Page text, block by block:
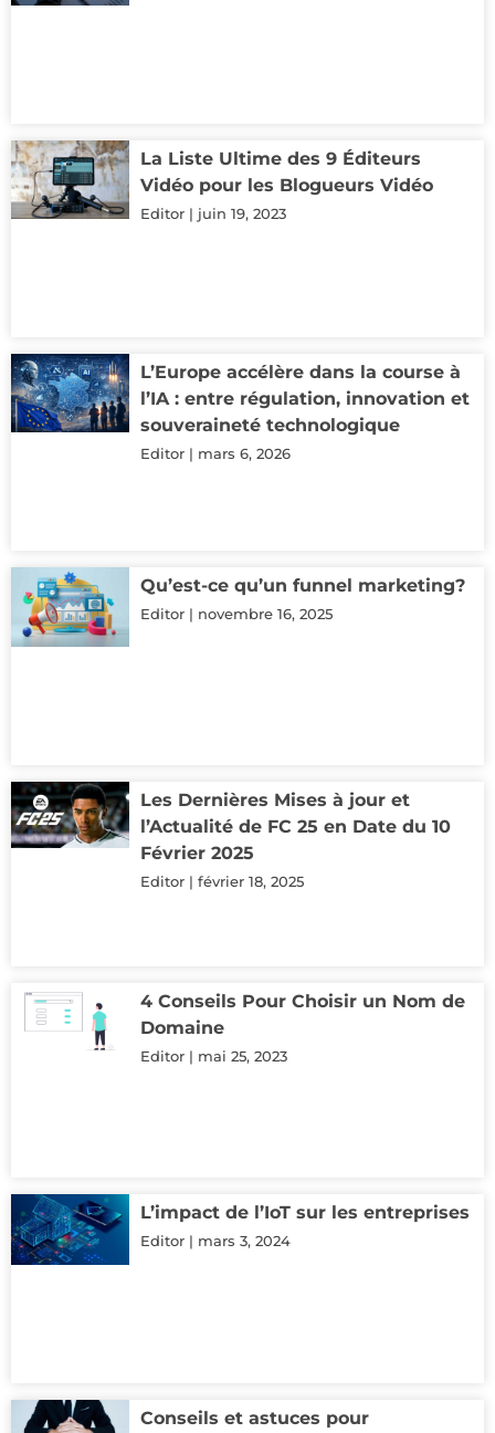
La Liste Ultime des 9 Éditeurs
Vidéo pour les Blogueurs Vidéo
Editor juin 19, 2023
L’Europe accélère dans la course à
l’IA : entre régulation, innovation et
souveraineté technologique
Editor mars 6, 2026
Qu’est-ce qu’un funnel marketing?
Editor novembre 16, 2025
Les Dernières Mises à jour et
l’Actualité de FC 25 en Date du 10
Février 2025
Editor février 18, 2025
4 Conseils Pour Choisir un Nom de
Domaine
Editor mai 25, 2023
L’impact de l’IoT sur les entreprises
Editor mars 3, 2024
Conseils et astuces pour